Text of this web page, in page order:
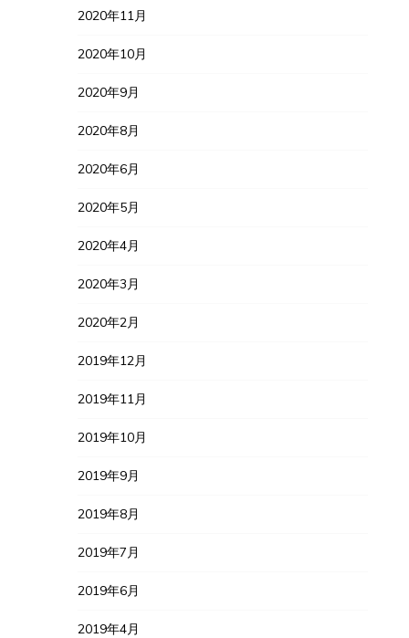
2020年11月
2020年10月
2020年9月
2020年8月
2020年6月
2020年5月
2020年4月
2020年3月
2020年2月
2019年12月
2019年11月
2019年10月
2019年9月
2019年8月
2019年7月
2019年6月
2019年4月